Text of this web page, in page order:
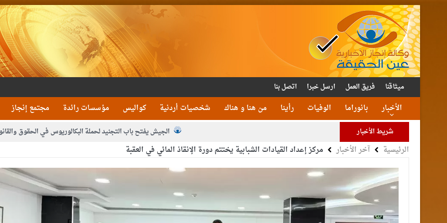
ميثاقنا فريق العمل ارسل خبرا اتصل بنا
الأخبار بانوراما الوفيات رأينا من هنا و هناك شخصيات أردنية كواليس مؤسسات رائدة مجتمع إنجاز
شريط الأخبار
الجيش يفتح باب التجنيد لحملة البكالوريوس في الحقوق
الأمن يتلف 16 مليون حبة كبتاجون و1480 كغم مواد مخدرة
القاضي يلتقي رؤساء تحرير الصحف اليومية ويؤكد حرص مجلس النواب على شراكة فاعلة
دعوة
الملك يلتقي مجموعة من رفاق السلاح
الملك يتلقى اتصالا هاتفيا من العاهل البحريني
الرئيسية آخر الأخبار مركز إعداد القيادات الشبابية يختتم دورة الإنقاذ المائي في العقبة